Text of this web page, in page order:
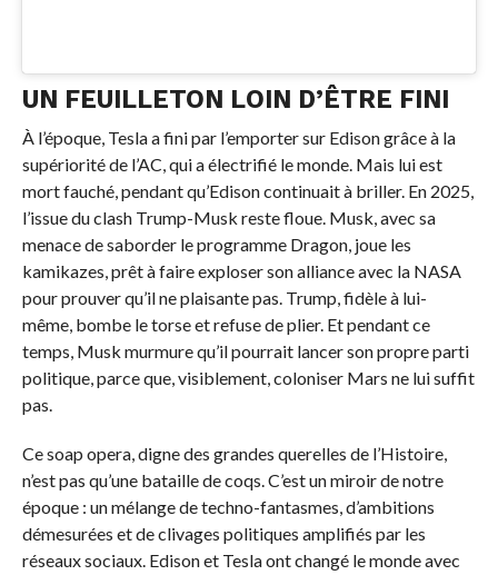
UN FEUILLETON LOIN D’ÊTRE FINI
À l’époque, Tesla a fini par l’emporter sur Edison grâce à la
supériorité de l’AC, qui a électrifié le monde. Mais lui est
mort fauché, pendant qu’Edison continuait à briller. En 2025,
l’issue du clash Trump-Musk reste floue. Musk, avec sa
menace de saborder le programme Dragon, joue les
kamikazes, prêt à faire exploser son alliance avec la NASA
pour prouver qu’il ne plaisante pas. Trump, fidèle à lui-
même, bombe le torse et refuse de plier. Et pendant ce
temps, Musk murmure qu’il pourrait lancer son propre parti
politique, parce que, visiblement, coloniser Mars ne lui suffit
pas.
Ce soap opera, digne des grandes querelles de l’Histoire,
n’est pas qu’une bataille de coqs. C’est un miroir de notre
époque : un mélange de techno-fantasmes, d’ambitions
démesurées et de clivages politiques amplifiés par les
réseaux sociaux. Edison et Tesla ont changé le monde avec